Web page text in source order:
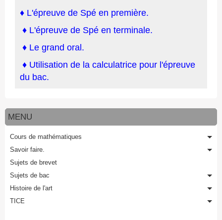
♦ L'épreuve de Spé en première.
♦ L'épreuve de Spé en terminale.
♦ Le grand oral.
♦ Utilisation de la calculatrice pour l'épreuve
du bac.
MENU
Cours de mathématiques
Savoir faire.
Sujets de brevet
Sujets de bac
Histoire de l'art
TICE